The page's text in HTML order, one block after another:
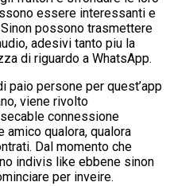
essere interessanti e
possono trasmettere
adesivi tanto piu la
di riguardo a WhatsApp.
paio persone per quest’app
viene rivolto
connessione
qualora, qualora
Dal momento che
indivis like ebbene sinon
per inveire.